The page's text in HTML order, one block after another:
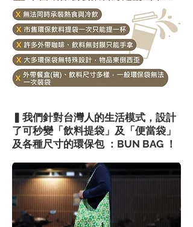
▍我們針對台灣人的生活模式，設計
了可秒變「飲料提袋」及「便當袋」
及各種尺寸的環保包 ：BUN BAG ！